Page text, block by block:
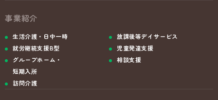
事業紹介
生活介護・日中一時
就労継続支援B型
グループホーム・
短期入所
訪問介護
放課後等デイサービス
児童発達支援
相談支援